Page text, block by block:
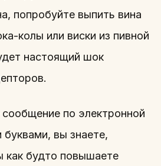
попробуйте выпить вина
колы или виски из пивной
настоящий шок
по электронной
буквами, вы знаете,
как будто повышаете